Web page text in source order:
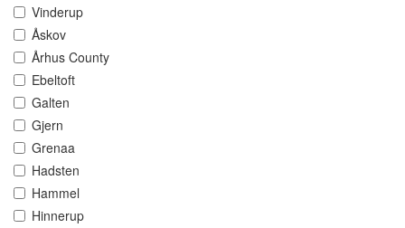
Vinderup
Åskov
Århus County
Ebeltoft
Galten
Gjern
Grenaa
Hadsten
Hammel
Hinnerup